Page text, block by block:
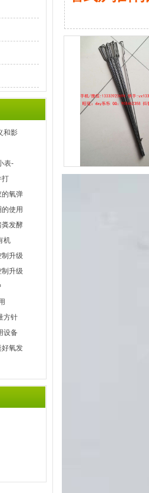
和影
表-
打
的氧弹
使用
粪发酵
机
升级
升级
方针
设备
好氧发